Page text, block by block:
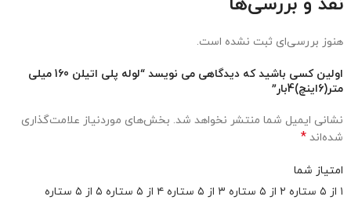
هنوز بررسی‌ای ثبت نشده است.
اولین کسی باشید که دیدگاهی می نویسد “لوله پلی اتیلن 160 میلی
متر(6اینچ)4بار”
نشانی ایمیل شما منتشر نخواهد شد. بخش‌های موردنیاز علامت‌گذاری
شده‌اند *
امتیاز شما
۱ از ۵ ستاره
۲ از ۵ ستاره ۳ از ۵ ستاره ۴ از ۵ ستاره ۵ از ۵ ستاره